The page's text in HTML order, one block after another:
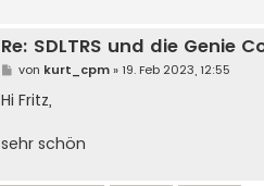
Re: SDLTRS und die Genie
B
a
g
von kurt_cpm» 19. Feb 2023, 12:55
Hi Fritz,
sehr schön